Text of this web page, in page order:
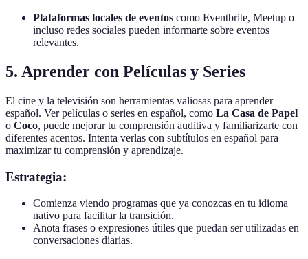
Plataformas locales de eventos como Eventbrite, Meetup o
incluso redes sociales pueden informarte sobre eventos
relevantes.
5. Aprender con Películas y Series
El cine y la televisión son herramientas valiosas para aprender
español. Ver películas o series en español, como La Casa de Papel
o Coco, puede mejorar tu comprensión auditiva y familiarizarte con
diferentes acentos. Intenta verlas con subtítulos en español para
maximizar tu comprensión y aprendizaje.
Estrategia:
Comienza viendo programas que ya conozcas en tu idioma
nativo para facilitar la transición.
Anota frases o expresiones útiles que puedan ser utilizadas en
conversaciones diarias.